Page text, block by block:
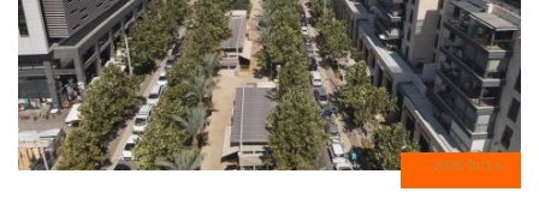
6 ביולי 2026